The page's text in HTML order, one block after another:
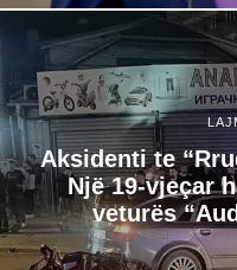
Aksidenti te
Një 19-vjeçar
veturës